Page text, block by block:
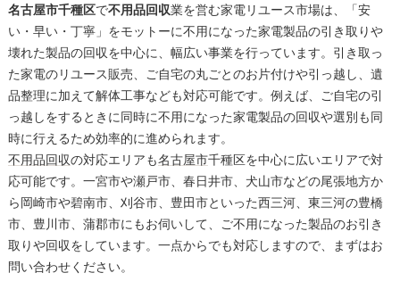
名古屋市千種区で不用品回収業を営む家電リユース市場は、「安
い・早い・丁寧」をモットーに不用になった家電製品の引き取りや
壊れた製品の回収を中心に、幅広い事業を行っています。引き取っ
た家電のリユース販売、ご自宅の丸ごとのお片付けや引っ越し、遺
品整理に加えて解体工事なども対応可能です。例えば、ご自宅の引
っ越しをするときに同時に不用になった家電製品の回収や選別も同
時に行えるため効率的に進められます。
不用品回収の対応エリアも名古屋市千種区を中心に広いエリアで対
応可能です。一宮市や瀬戸市、春日井市、犬山市などの尾張地方か
ら岡崎市や碧南市、刈谷市、豊田市といった西三河、東三河の豊橋
市、豊川市、蒲郡市にもお伺いして、ご不用になった製品のお引き
取りや回収をしています。一点からでも対応しますので、まずはお
問い合わせください。